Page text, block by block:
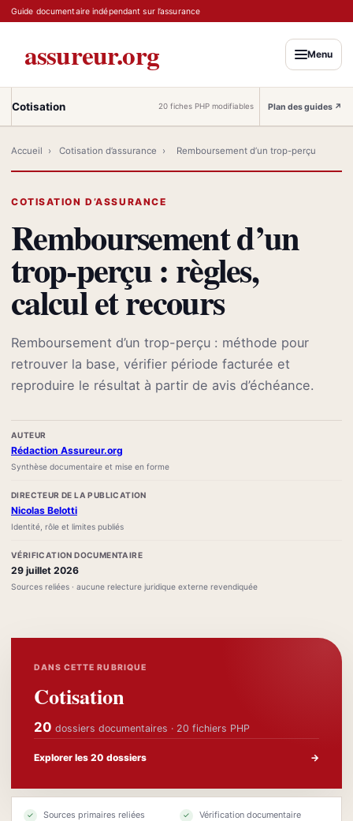
Guide documentaire indépendant sur l’assurance
assureur.org Menu
Cotisation 20 fiches PHP modifiables Plan des guides ↗
Accueil › Cotisation d’assurance › Remboursement d’un trop-perçu
COTISATION D’ASSURANCE
Remboursement d’un
trop-perçu : règles,
calcul et recours
Remboursement d’un trop-perçu : méthode pour
retrouver la base, vérifier période facturée et
reproduire le résultat à partir de avis d’échéance.
AUTEUR
Rédaction Assureur.org
Synthèse documentaire et mise en forme
DIRECTEUR DE LA PUBLICATION
Nicolas Belotti
Identité, rôle et limites publiés
VÉRIFICATION DOCUMENTAIRE
29 juillet 2026
Sources reliées · aucune relecture juridique externe revendiquée
DANS CETTE RUBRIQUE
Cotisation
20 dossiers documentaires · 20 fichiers PHP
Explorer les 20 dossiers →
✓ Sources primaires reliées ✓
Vérification documentaire